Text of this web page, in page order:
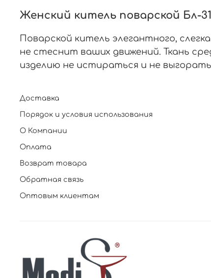
Женский китель поварской Бл-
Поварской китель элегантного,
не стеснит ваших движений. Ткань
изделию не истираться и не
Доставка
Порядок и условия использования
О Компании
Оплата
Возврат товара
Обратная связь
Оптовым клиентам